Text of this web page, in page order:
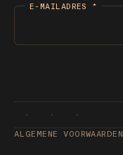
E-MAILADRES *
ALGEMENE VOORWAARDEN